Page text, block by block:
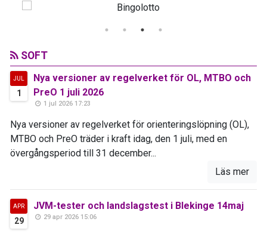
SOFT
JUL
1
Nya versioner av regelverket för OL, MTBO och
PreO 1 juli 2026
1 jul 2026 17:23
Nya versioner av regelverket för orienteringslöpning (OL),
MTBO och PreO träder i kraft idag, den 1 juli, med en
övergångsperiod till 31 december...
Läs mer
APR
29
JVM-tester och landslagstest i Blekinge 14maj
29 apr 2026 15:06